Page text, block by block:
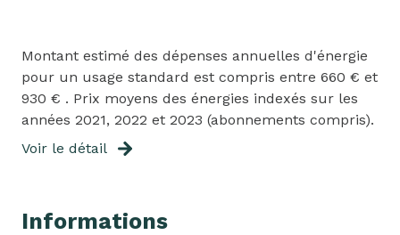
Montant estimé des dépenses annuelles d'énergie
pour un usage standard est compris entre 660 € et
930 € . Prix moyens des énergies indexés sur les
années 2021, 2022 et 2023 (abonnements compris).
Voir le détail
Informations